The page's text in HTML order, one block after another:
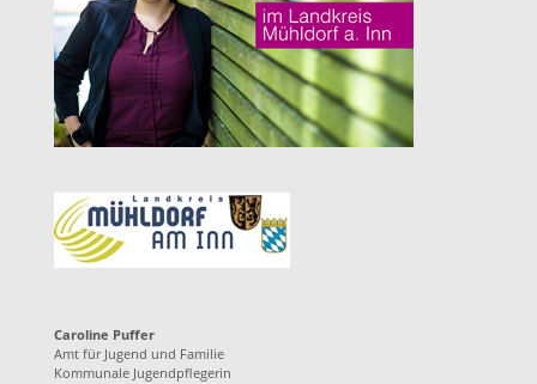
Caroline Puffer
Amt für Jugend und Familie
Kommunale Jugendpflegerin